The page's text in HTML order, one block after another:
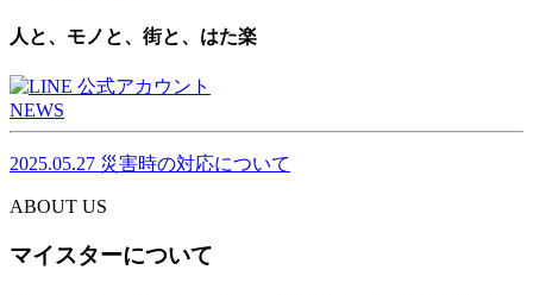
人と、モノと、街と、はた楽
NEWS
2025.05.27 災害時の対応について
ABOUT US
マイスターについて